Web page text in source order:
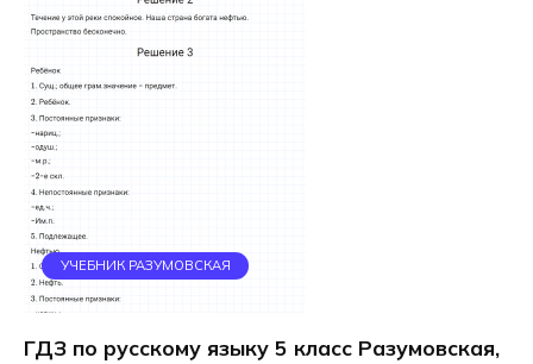
УЧЕБНИК РАЗУМОВСКАЯ
ГДЗ по русскому языку 5 класс Разумовская,